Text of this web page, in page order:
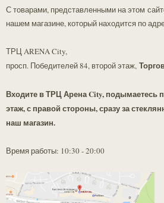
С товарами, представленными на этом
нашем магазине, который находится по
ТРЦ ARENA City,
просп. Победителей 84, второй этаж,
Входите в ТРЦ Арена City, подымаетесь
этаж, с правой стороны, сразу за
наш магазин.
Время работы: 10:30 - 20:00